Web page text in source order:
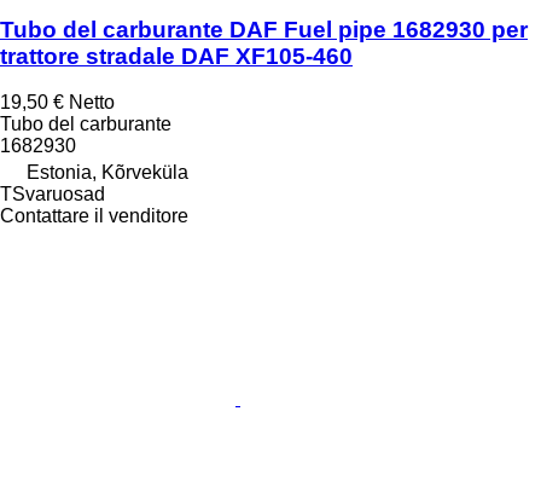
Tubo del carburante DAF Fuel pipe 1682930 per
trattore stradale DAF XF105-460
19,50 € Netto
Tubo del carburante
1682930
Estonia, Kõrveküla
TSvaruosad
Contattare il venditore